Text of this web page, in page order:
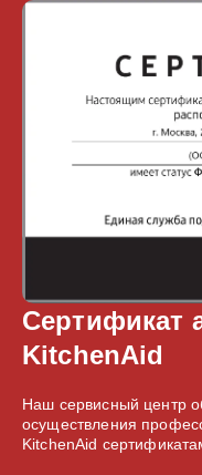
Сертификат
KitchenAid
Наш сервисный центр
осуществления
KitchenAid